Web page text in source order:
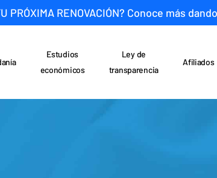
PRÓXIMA RENOVACIÓN? Conoce más dando
Estudios
económicos
Ley de
transparencia
Afiliados